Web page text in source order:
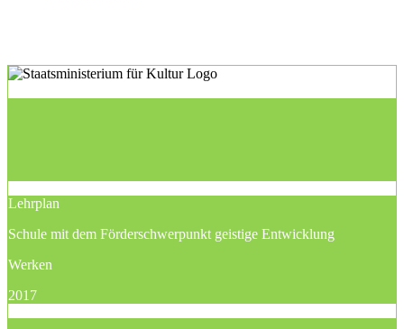
Lehrplan
Schule mit dem Förderschwerpunkt geistige Entwicklung
Werken
2017